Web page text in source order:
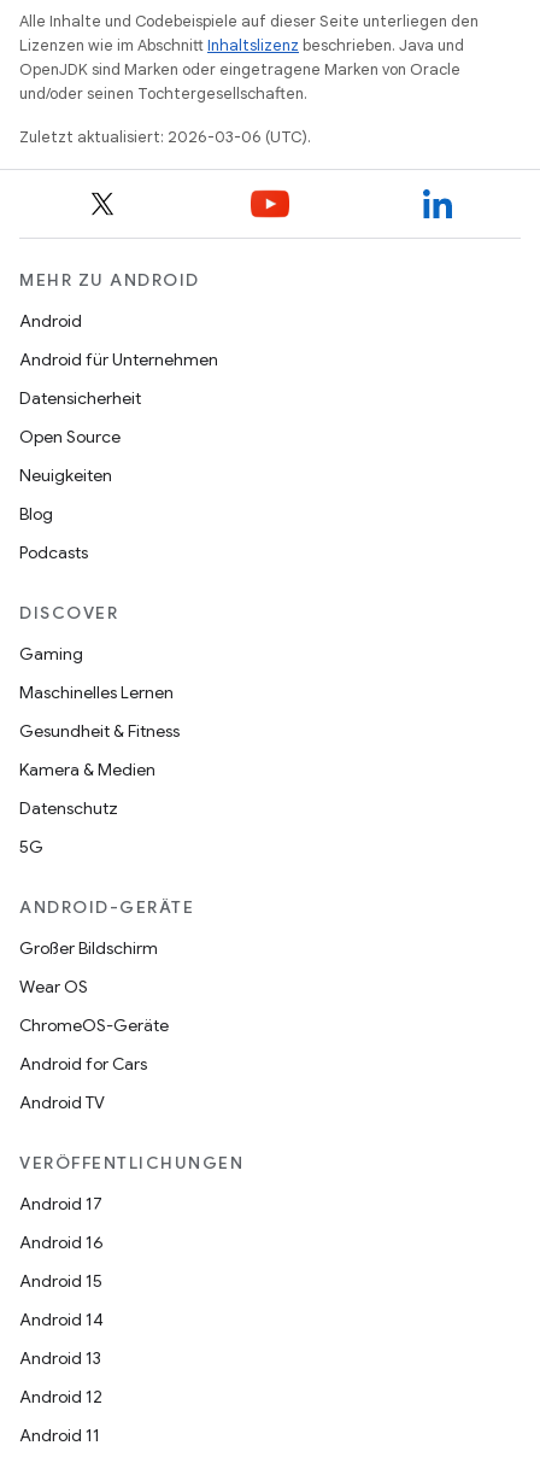
Alle Inhalte und Codebeispiele auf dieser Seite unterliegen den
Lizenzen wie im AbschnittInhaltslizenz beschrieben. Java und
OpenJDK sind Marken oder eingetragene Marken von Oracle
und/oder seinen Tochtergesellschaften.
Zuletzt aktualisiert: 2026-03-06 (UTC).
MEHR ZU ANDROID
Android
Android für Unternehmen
Datensicherheit
Open Source
Neuigkeiten
Blog
Podcasts
DISCOVER
Gaming
Maschinelles Lernen
Gesundheit & Fitness
Kamera & Medien
Datenschutz
5G
ANDROID-GERÄTE
Großer Bildschirm
Wear OS
ChromeOS-Geräte
Android for Cars
Android TV
VERÖFFENTLICHUNGEN
Android 17
Android 16
Android 15
Android 14
Android 13
Android 12
Android 11